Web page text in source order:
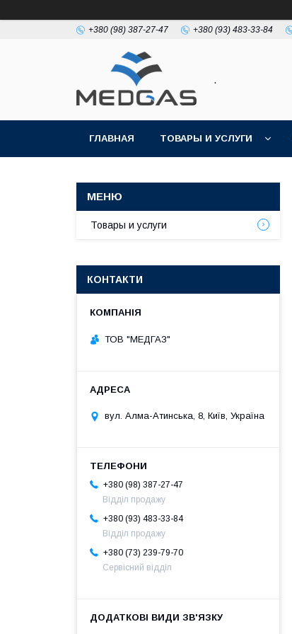
+380 (98) 387-27-47 +380 (93) 483-33-84
.
ГЛАВНАЯ ТОВАРЫ И УСЛУГИ
Товары и услуги
КОНТАКТИ
ТОВ "МЕДГАЗ"
вул. Алма-Атинська, 8, Київ, Україна
+380 (98) 387-27-47
Відділ продажу
+380 (93) 483-33-84
Відділ продажу
+380 (73) 239-79-70
Сервісний відділ